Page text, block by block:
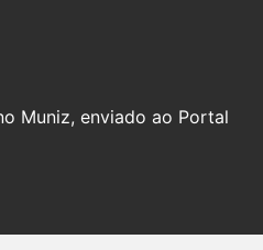
Muniz, enviado ao Portal